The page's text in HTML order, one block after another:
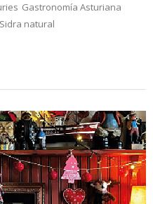
Gastronomía Asturiana
Sidra natural